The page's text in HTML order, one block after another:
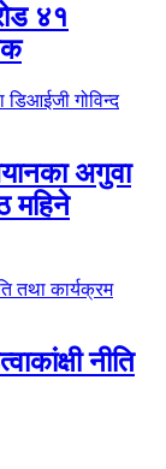
४१
अगुवा
महिने
नीति